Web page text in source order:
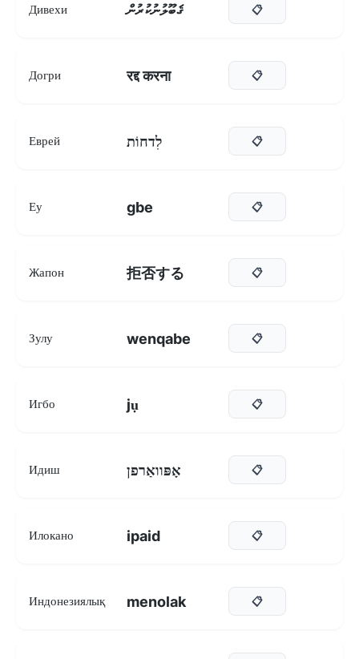
Дивехи ޤަބޫލުނުކުރުން 📋
Догри रद्द करना 📋
Еврей לִדחוֹת 📋
Еу gbe 📋
Жапон 拒否する 📋
Зулу wenqabe 📋
Игбо jụ 📋
Идиш אָפּוואַרפן 📋
Илокано ipaid 📋
Индонезиялық menolak 📋